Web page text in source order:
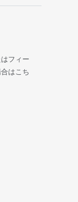
フィー
はこち